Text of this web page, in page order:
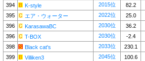
394
K-style 2015位
82.2
395
エア・ウォーター 2022位
25.0
396
KarasawaBC 2030位
36.2
396
T-BOX 2030位
-2.4
398
Black cat's 2033位
230.1
399
Villiken3 2045位
100.6